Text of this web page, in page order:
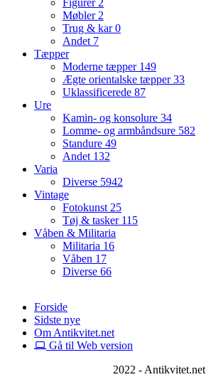
Figurer 2
Møbler 2
Trug & kar0
Andet 7
Tæpper
Moderne tæpper 149
Ægte orientalske tæpper33
Uklassificerede 87
Ure
Kamin- og konsolure 34
Lomme- og armbåndsure 582
Standure 49
Andet 132
Varia
Diverse 5942
Vintage
Fotokunst 25
Tøj & tasker 115
Våben & Militaria
Militaria 16
Våben 17
Diverse 66
Forside
Sidste nye
Om Antikvitet.net
Gå til Web version
2022 - Antikvitet.net